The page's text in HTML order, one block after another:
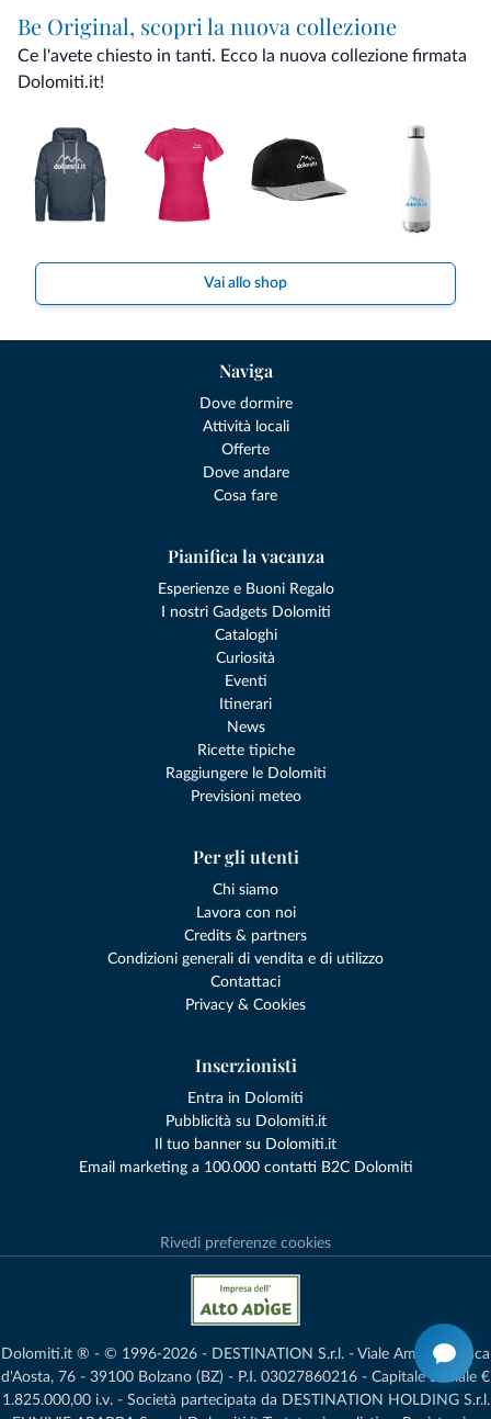
Be Original, scopri la nuova collezione
Ce l'avete chiesto in tanti. Ecco la nuova collezione firmata
Dolomiti.it!
Vai allo shop
Naviga
Dove dormire
Attività locali
Offerte
Dove andare
Cosa fare
Pianifica la vacanza
Esperienze e Buoni Regalo
I nostri Gadgets Dolomiti
Cataloghi
Curiosità
Eventi
Itinerari
News
Ricette tipiche
Raggiungere le Dolomiti
Previsioni meteo
Per gli utenti
Chi siamo
Lavora con noi
Credits & partners
Condizioni generali di vendita e di utilizzo
Contattaci
Privacy & Cookies
Inserzionisti
Entra in Dolomiti
Pubblicità su Dolomiti.it
Il tuo banner su Dolomiti.it
Email marketing a 100.000 contatti B2C Dolomiti
Rivedi preferenze cookies
Dolomiti.it ® - © 1996-2026 - DESTINATION S.r.l. - Viale Amedeo Duca
d'Aosta, 76 - 39100 Bolzano (BZ) - P.I. 03027860216 - Capitale Sociale €
1.825.000,00 i.v. - Società partecipata da DESTINATION HOLDING S.r.l.